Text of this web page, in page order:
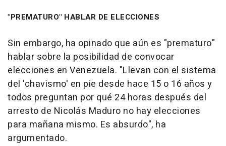
"PREMATURO" HABLAR DE ELECCIONES
Sin embargo, ha opinado que aún es "prematuro"
hablar sobre la posibilidad de convocar
elecciones en Venezuela. "Llevan con el sistema
del 'chavismo' en pie desde hace 15 o 16 años y
todos preguntan por qué 24 horas después del
arresto de Nicolás Maduro no hay elecciones
para mañana mismo. Es absurdo", ha
argumentado.